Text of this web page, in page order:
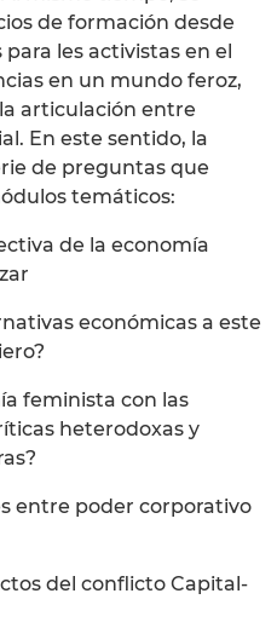
de formación desde
les activistas en el
en un mundo feroz,
articulación entre
En este sentido, la
de preguntas que
temáticos:
de la economía
económicas a este
feminista con las
heterodoxas y
entre poder corporativo
del conflicto Capital-